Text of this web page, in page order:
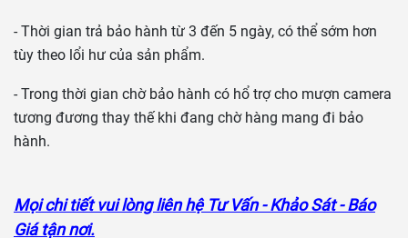
- Thời gian trả bảo hành từ 3 đến 5 ngày, có thể sớm hơn
tùy theo lổi hư của sản phẩm.
- Trong thời gian chờ bảo hành có hổ trợ cho mượn camera
tương đương thay thế khi đang chờ hàng mang đi bảo
hành.
Mọi chi tiết vui lòng liên hệ Tư Vấn - Khảo Sát - Báo
Giá tận nơi.